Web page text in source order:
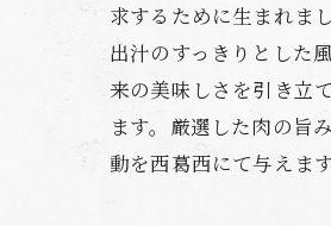
求するために生まれま
出汁のすっきりとした
来の美味しさを引き立
ます。厳選した肉の旨
動を西葛西にて与えます